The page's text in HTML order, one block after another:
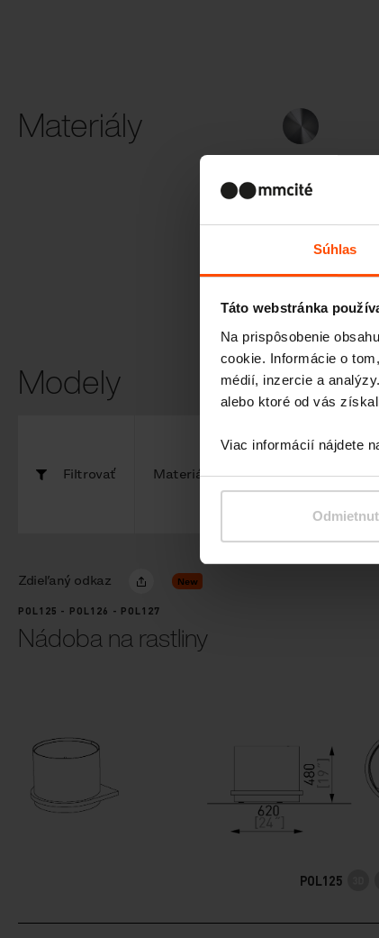
Súhlas
Táto webstránka
Na prispôsobenie
cookie. Informácie o
médií, inzercie a
alebo ktoré od vás
Viac informácií nájdete
Materiály
Modely
Filtrovať Materiály
Zdieľaný odkaz New
POL125 - POL126 - POL127
Nádoba na rastliny
POL125